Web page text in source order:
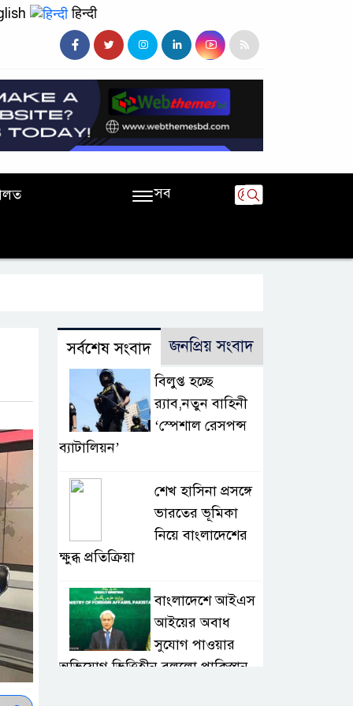
हिन्दी
সব
সর্বশেষ সংবাদ জনপ্রিয় সংবাদ
বিলুপ্ত হচ্ছে
র‍্যাব,নতুন বাহিনী
‘স্পেশাল রেসপন্স
ব্যাটালিয়ন’
শেখ হাসিনা প্রসঙ্গে
ভারতের ভূমিকা
নিয়ে বাংলাদেশের
ক্ষুব্ধ প্রতিক্রিয়া
বাংলাদেশে আইএস
আইয়ের অবাধ
সুযোগ পাওয়ার
অভিযোগ ভিত্তিহীন বললো পাকিস্তান